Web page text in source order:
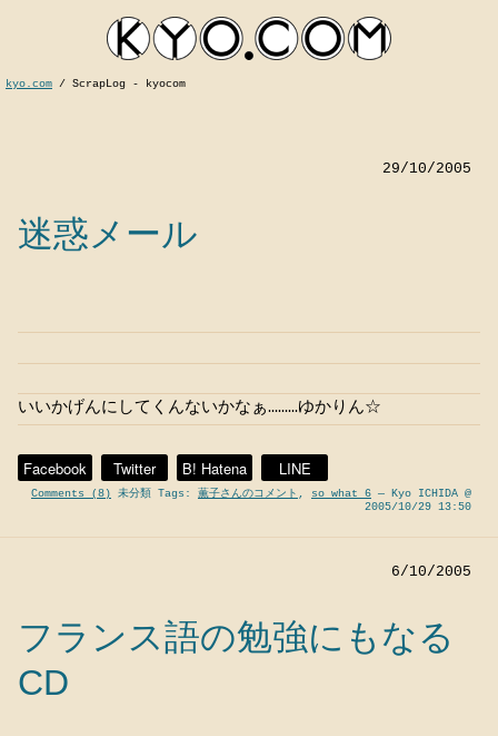
kyo.com / ScrapLog - kyocom
29/10/2005
迷惑メール
いいかげんにしてくんないかなぁ………ゆかりん☆
Facebook Twitter B! Hatena LINE
Comments (8) 未分類 Tags: 薫子さんのコメント , so what 6 — Kyo ICHIDA @
2005/10/29 13:50
6/10/2005
フランス語の勉強にもなる
CD